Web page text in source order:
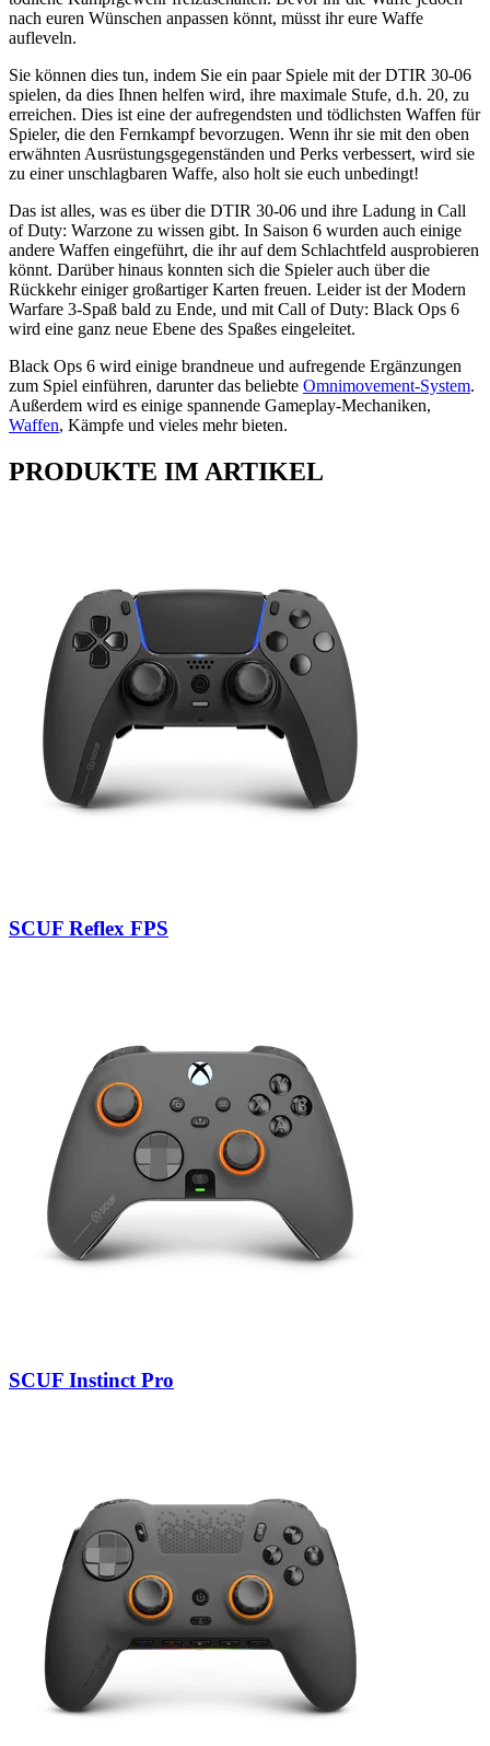
nach euren Wünschen anpassen könnt, müsst ihr eure Waffe
aufleveln.
Sie können dies tun, indem Sie ein paar Spiele mit der DTIR 30-06
spielen, da dies Ihnen helfen wird, ihre maximale Stufe, d.h. 20, zu
erreichen. Dies ist eine der aufregendsten und tödlichsten Waffen für
Spieler, die den Fernkampf bevorzugen. Wenn ihr sie mit den oben
erwähnten Ausrüstungsgegenständen und Perks verbessert, wird sie
zu einer unschlagbaren Waffe, also holt sie euch unbedingt!
Das ist alles, was es über die DTIR 30-06 und ihre Ladung in Call
of Duty: Warzone zu wissen gibt. In Saison 6 wurden auch einige
andere Waffen eingeführt, die ihr auf dem Schlachtfeld ausprobieren
könnt. Darüber hinaus konnten sich die Spieler auch über die
Rückkehr einiger großartiger Karten freuen. Leider ist der Modern
Warfare 3-Spaß bald zu Ende, und mit Call of Duty: Black Ops 6
wird eine ganz neue Ebene des Spaßes eingeleitet.
Black Ops 6 wird einige brandneue und aufregende Ergänzungen
zum Spiel einführen, darunter das beliebte Omnimovement-System.
Außerdem wird es einige spannende Gameplay-Mechaniken,
Waffen, Kämpfe und vieles mehr bieten.
PRODUKTE IM ARTIKEL
SCUF Reflex FPS
SCUF Instinct Pro